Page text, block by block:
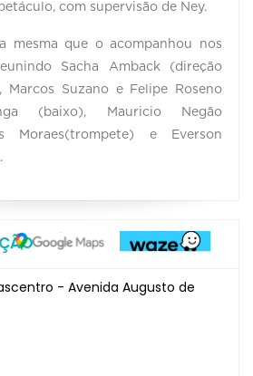
com supervisão de Ney.
mesma que o acompanhou nos
Sacha Amback (direção
Marcos Suzano e Felipe Roseno
(baixo), Mauricio Negão
Moraes(trompete) e Everson
- Avenida Augusto de